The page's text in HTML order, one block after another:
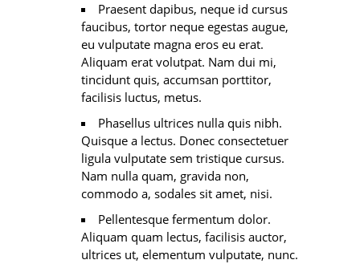
Praesent dapibus, neque id cursus
faucibus, tortor neque egestas augue,
eu vulputate magna eros eu erat.
Aliquam erat volutpat. Nam dui mi,
tincidunt quis, accumsan porttitor,
facilisis luctus, metus.
Phasellus ultrices nulla quis nibh.
Quisque a lectus. Donec consectetuer
ligula vulputate sem tristique cursus.
Nam nulla quam, gravida non,
commodo a, sodales sit amet, nisi.
Pellentesque fermentum dolor.
Aliquam quam lectus, facilisis auctor,
ultrices ut, elementum vulputate, nunc.